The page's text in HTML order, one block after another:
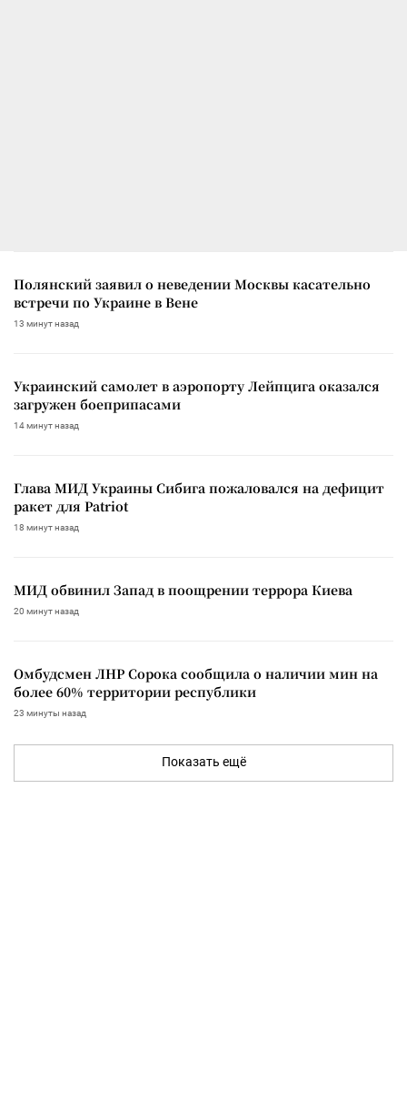
Полянский заявил о неведении Москвы касательно
встречи по Украине в Вене
13 минут назад
Украинский самолет в аэропорту Лейпцига оказался
загружен боеприпасами
14 минут назад
Глава МИД Украины Сибига пожаловался на дефицит
ракет для Patriot
18 минут назад
МИД обвинил Запад в поощрении террора Киева
20 минут назад
Омбудсмен ЛНР Сорока сообщила о наличии мин на
более 60% территории республики
23 минуты назад
Показать ещё